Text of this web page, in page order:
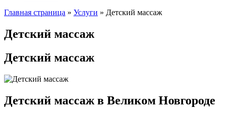
Главная страница » Услуги » Детский массаж
Детский массаж
Детский массаж
Детский массаж в Великом Новгороде